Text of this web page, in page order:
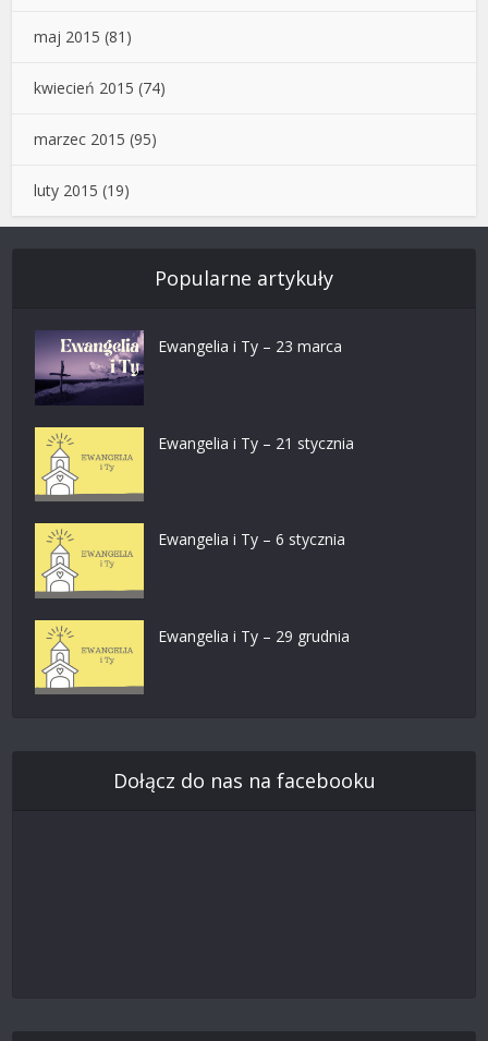
maj 2015 (81)
kwiecień 2015 (74)
marzec 2015 (95)
luty 2015 (19)
Popularne artykuły
Ewangelia i Ty – 23 marca
Ewangelia i Ty – 21 stycznia
Ewangelia i Ty – 6 stycznia
Ewangelia i Ty – 29 grudnia
Dołącz do nas na facebooku